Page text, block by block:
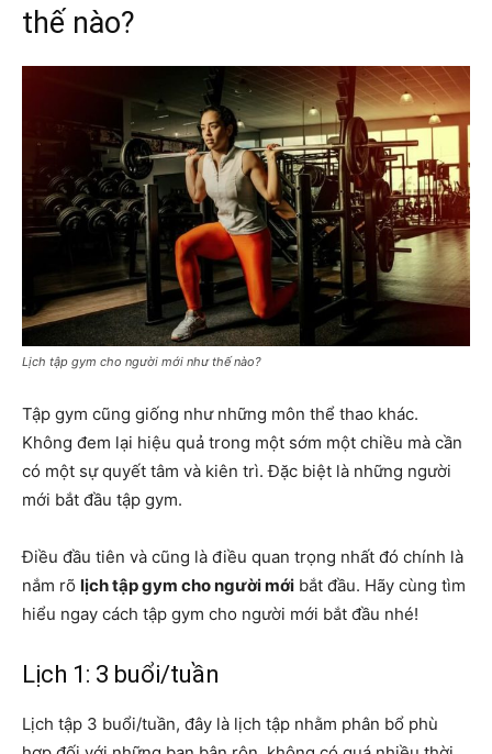
thế nào?
Lịch tập gym cho người mới như thế nào?
Tập gym cũng giống như những môn thể thao khác.
Không đem lại hiệu quả trong một sớm một chiều mà cần
có một sự quyết tâm và kiên trì. Đặc biệt là những người
mới bắt đầu tập gym.
Điều đầu tiên và cũng là điều quan trọng nhất đó chính là
nắm rõ lịch tập gym cho người mới bắt đầu. Hãy cùng tìm
hiểu ngay cách tập gym cho người mới bắt đầu nhé!
Lịch 1: 3 buổi/tuần
Lịch tập 3 buổi/tuần, đây là lịch tập nhằm phân bổ phù